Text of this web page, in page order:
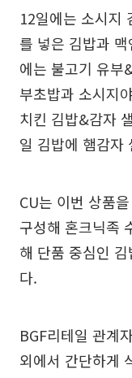
12일에는 소시지
를 넣은 김밥과
에는 불고기 유부
부초밥과 소시지
치킨 김밥&감자
일 김밥에 햄감자
CU는 이번 상품
구성해 혼크닉족
해 단품 중심인
다.
BGF리테일 관계
외에서 간단하게